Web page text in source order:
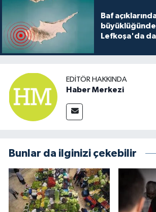
Baf
Lefkoşa'da
EDITÖR HAKKINDA
Haber Merkezi
Bunlar da ilginizi çekebilir